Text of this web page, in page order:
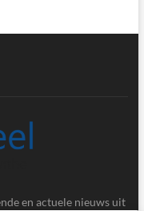
en actuele nieuws uit